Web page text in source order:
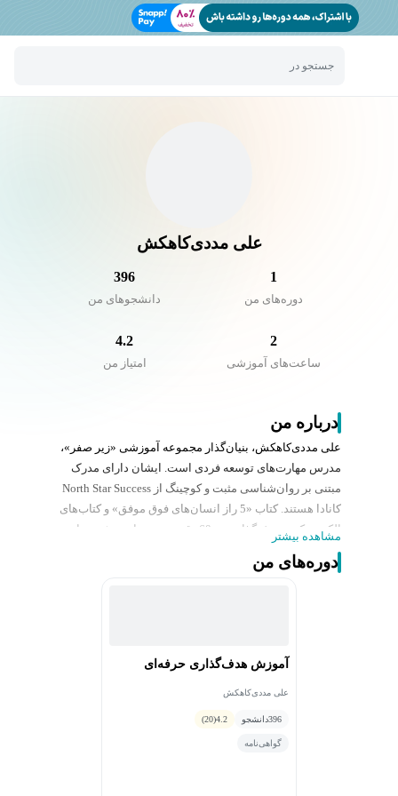
جستجو در
علی مددی‌کاهکش
1
دوره‌های من
396
دانشجو‌های من
2
ساعت‌های آموزشی
4.2
امتیاز من
درباره من
علی مددی‌کاهکش، بنیان‌گذار مجموعه آموزشی «زیر صفر»،
مدرس مهارت‌های توسعه فردی است. ایشان دارای مدرک
مبتنی بر روان‌شناسی مثبت و کوچینگ از North Star Success
کانادا هستند. کتاب «5 راز انسان‌های فوق موفق» و کتاب‌های
الکترونیکی «هدف‌گذاری در 60 دقیقه» و «ساعت شنی» از
آثار و نوشته‌‎های ایشان است.
مشاهده بیشتر
دوره‌های من
آموزش هدف‌گذاری حرفه‌ای
علی مددی‌کاهکش
396دانشجو 4.2
(20)
گواهی‌نامه